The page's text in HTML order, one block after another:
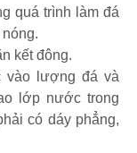
quá trình làm đá
kết đông.
vào lượng đá và
lớp nước trong
có dáy phẳng,